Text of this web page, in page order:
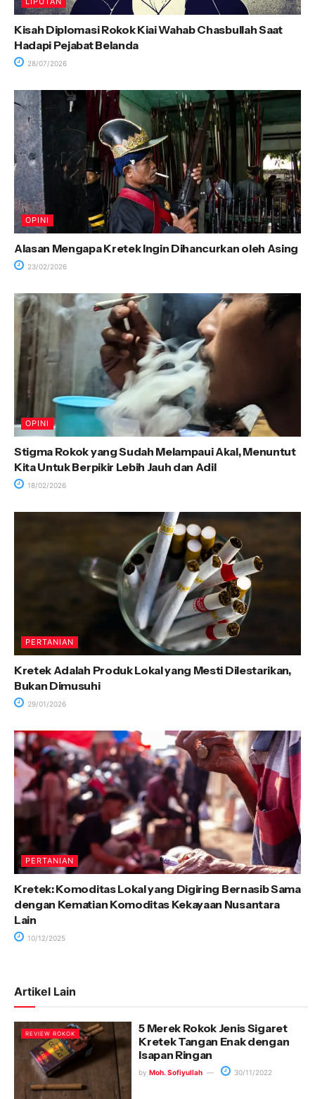
Kisah Diplomasi Rokok Kiai Wahab Chasbullah Saat
Hadapi Pejabat Belanda
28/07/2026
OPINI
Alasan Mengapa Kretek Ingin Dihancurkan oleh Asing
23/02/2026
OPINI
Stigma Rokok yang Sudah Melampaui Akal, Menuntut
Kita Untuk Berpikir Lebih Jauh dan Adil
18/02/2026
PERTANIAN
Kretek Adalah Produk Lokal yang Mesti Dilestarikan,
Bukan Dimusuhi
29/01/2026
PERTANIAN
Kretek: Komoditas Lokal yang Digiring Bernasib Sama
dengan Kematian Komoditas Kekayaan Nusantara
Lain
10/12/2025
Artikel Lain
REVIEW ROKOK
5 Merek Rokok Jenis Sigaret
Kretek Tangan Enak dengan
Isapan Ringan
by Moh. Sofiyullah 30/11/2022